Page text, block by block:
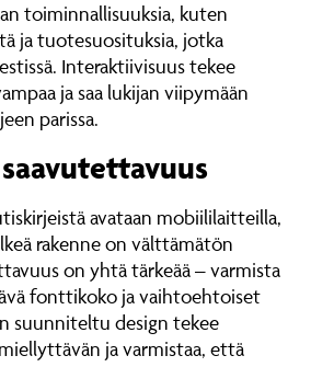
toiminnallisuuksia, kuten
ja tuotesuosituksia, jotka
Interaktiivisuus tekee
ja saa lukijan viipymään
parissa.
avataan mobiililaitteilla,
rakenne on välttämätön
on yhtä tärkeää – varmista
fonttikoko ja vaihtoehtoiset
suunniteltu design tekee
ja varmistaa, että